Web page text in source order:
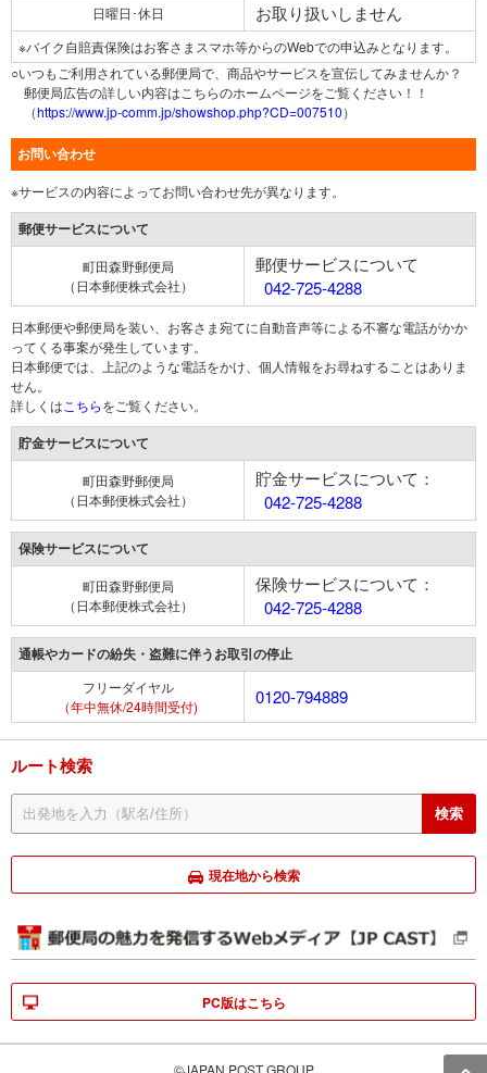
日曜日･休日 お取り扱いしません
※バイク自賠責保険はお客さまスマホ等からのWebでの申込みとなります。
○いつもご利用されている郵便局で、商品やサービスを宣伝してみませんか？
郵便局広告の詳しい内容はこちらのホームページをご覧ください！！
（https://www.jp-comm.jp/showshop.php?CD=007510）
お問い合わせ
※サービスの内容によってお問い合わせ先が異なります。
郵便サービスについて
町田森野郵便局
（日本郵便株式会社）
郵便サービスについて
042-725-4288
日本郵便や郵便局を装い、お客さま宛てに自動音声等による不審な電話がかか
ってくる事案が発生しています。
日本郵便では、上記のような電話をかけ、個人情報をお尋ねすることはありま
せん。
詳しくは こちらをご覧ください。
貯金サービスについて
町田森野郵便局
（日本郵便株式会社）
貯金サービスについて：
042-725-4288
保険サービスについて
町田森野郵便局
（日本郵便株式会社）
保険サービスについて：
042-725-4288
通帳やカードの紛失・盗難に伴うお取引の停止
フリーダイヤル
（年中無休/24時間受付)
0120-794889
ルート検索
現在地から検索
PC版はこちら